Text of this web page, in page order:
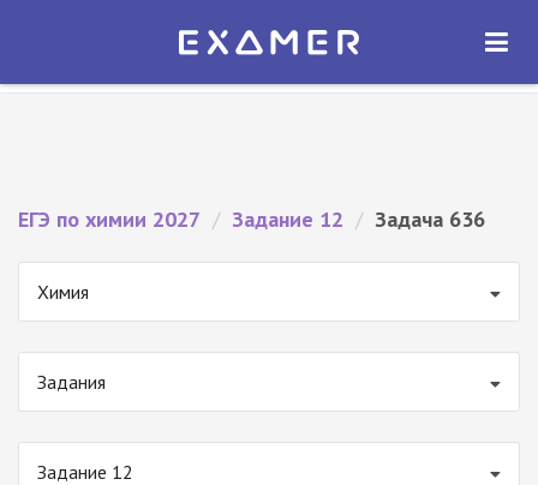
Экзамер — ЕГЭ 2027
ОТКРЫТЬ
ЕГЭ по химии 2027 / Задание 12 / Задача 636
Химия
Задания
Задание 12